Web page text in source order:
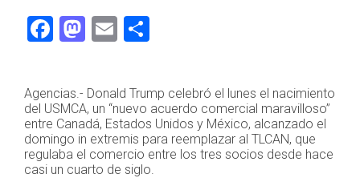
Facebook
Mastodon
Email
Agencias.- Donald Trump celebró el lunes el nacimiento
del USMCA, un “nuevo acuerdo comercial maravilloso”
entre Canadá, Estados Unidos y México, alcanzado el
domingo in extremis para reemplazar al TLCAN, que
regulaba el comercio entre los tres socios desde hace
casi un cuarto de siglo.